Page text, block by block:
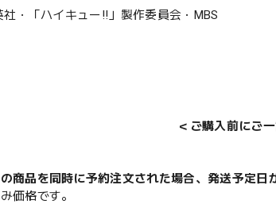
・「ハイキュー!!」製作委員会・MBS
＜ご購入前にご
商品を同時に予約注文された場合、発送予定日
価格です。